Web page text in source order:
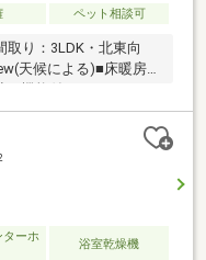
ペット相談可
り：3LDK・北東向
天候による)■床暖房設
付き(分譲時オプショ
に便利な宅配ボックス
階にコンビニ、薬局、2
子育てにおすすめの利
000円～28，000円/
調査中）（※空き要確
ターホ
浴室乾燥機